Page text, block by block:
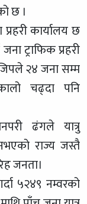
छ ।
प्रहरी कार्यालय छ
ट्राफिक प्रहरी
२४ जना सम्म
चढ्दा पनि
ढंगले यात्रु
राज्य जस्तै
जनता।
५२४९ नम्वरको